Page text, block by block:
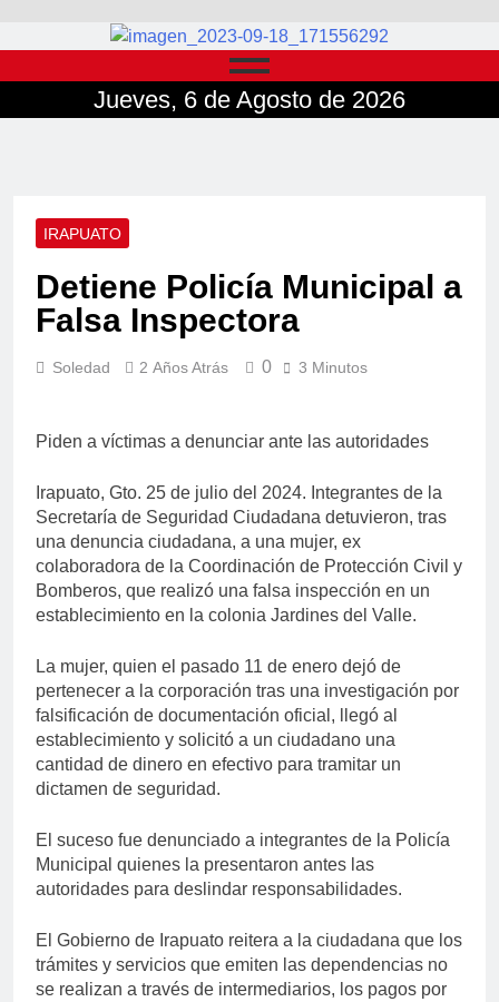
Jueves, 6 de Agosto de 2026
IRAPUATO
Detiene Policía Municipal a
Falsa Inspectora
Soledad 2 Años Atrás 0 3 Minutos
Piden a víctimas a denunciar ante las autoridades
Irapuato, Gto. 25 de julio del 2024. Integrantes de la
Secretaría de Seguridad Ciudadana detuvieron, tras
una denuncia ciudadana, a una mujer, ex
colaboradora de la Coordinación de Protección Civil y
Bomberos, que realizó una falsa inspección en un
establecimiento en la colonia Jardines del Valle.
La mujer, quien el pasado 11 de enero dejó de
pertenecer a la corporación tras una investigación por
falsificación de documentación oficial, llegó al
establecimiento y solicitó a un ciudadano una
cantidad de dinero en efectivo para tramitar un
dictamen de seguridad.
El suceso fue denunciado a integrantes de la Policía
Municipal quienes la presentaron antes las
autoridades para deslindar responsabilidades.
El Gobierno de Irapuato reitera a la ciudadana que los
trámites y servicios que emiten las dependencias no
se realizan a través de intermediarios, los pagos por